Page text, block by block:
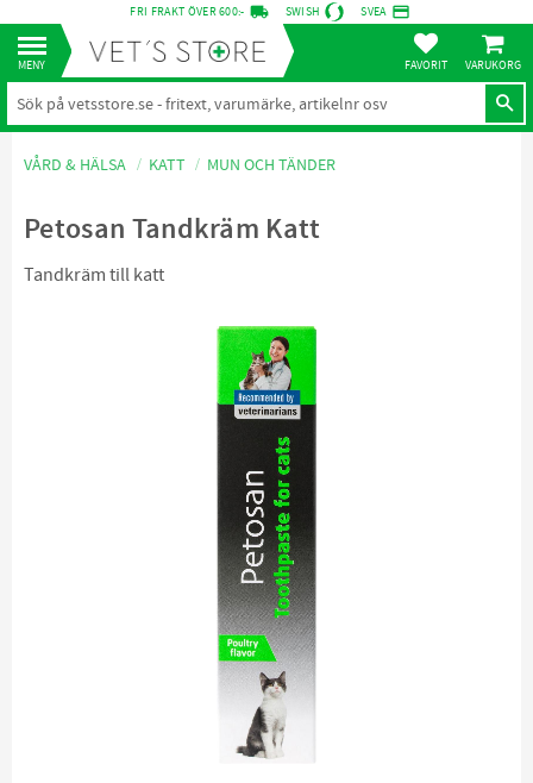
Meny
FRI FRAKT ÖVER 600:- local_shipping SWISH SVEA credit_card
FAVORITER
VÅRD & HÄLSA KATT MUN OCH TÄNDER
Petosan Tandkräm Katt
Tandkräm till katt